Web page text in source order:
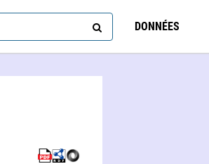
DONNÉES